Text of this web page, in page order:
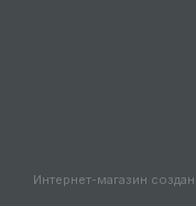
Интернет-магазин